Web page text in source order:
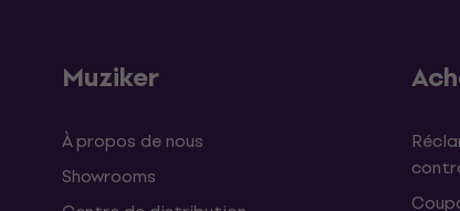
Muziker
À propos de nous
Showrooms